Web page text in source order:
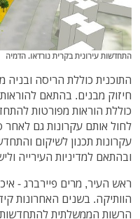
התחדשות עירונית בקרית נורדאו. הדמיה
התוכנית כוללת הריסה ובניה
כוללת הוראות מפורטות
עקרונות תכנון לשיקום
ובהתאם למדיניות העירייה
ראש העיר, מרים פיירברג -
הוותיקה. בשנים האחרונות
הרשות הממשלתית להתחדשות